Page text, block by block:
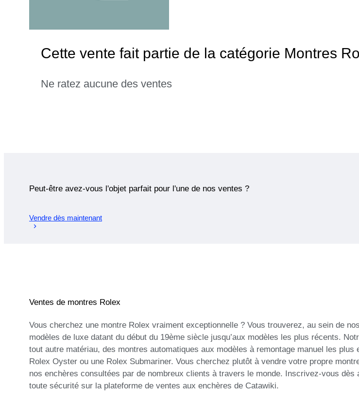
Cette vente fait partie de la catégorie Montres
Ne ratez aucune des ventes
Peut-être avez-vous l'objet parfait pour l'une de nos ventes ?
Vendre dès maintenant
Ventes de montres Rolex
Vous cherchez une montre Rolex vraiment exceptionnelle ? Vous trouverez, au sein de
modèles de luxe datant du début du 19ème siècle jusqu’aux modèles les plus récents.
tout autre matériau, des montres automatiques aux modèles à remontage manuel les
Rolex Oyster ou une Rolex Submariner. Vous cherchez plutôt à vendre votre propre
nos enchères consultées par de nombreux clients à travers le monde. Inscrivez-vous
toute sécurité sur la plateforme de ventes aux enchères de Catawiki.